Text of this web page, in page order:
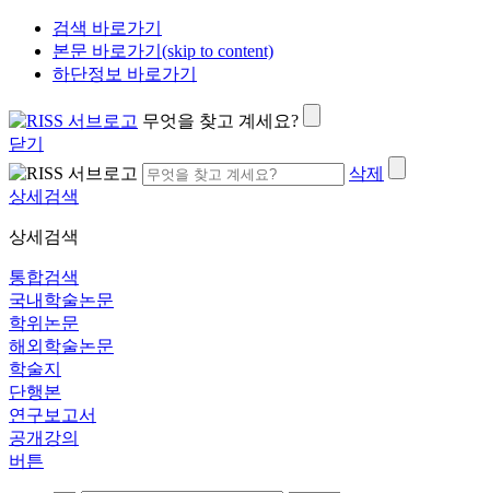
검색 바로가기
본문 바로가기(skip to content)
하단정보 바로가기
무엇을 찾고 계세요?
닫기
삭제
상세검색
상세검색
통합검색
국내학술논문
학위논문
해외학술논문
학술지
단행본
연구보고서
공개강의
버튼